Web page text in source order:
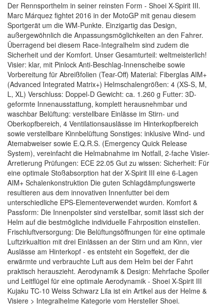
Der Rennsporthelm in seiner reinsten Form - Shoei X-Spirit III.
Marc Márquez fightet 2016 in der MotoGP mit genau diesem
Sportgerät um die WM-Punkte. Einzigartig das Design,
außergewöhnlich die Anpassungsmöglichkeiten an den Fahrer.
Überragend bei diesem Race-Integralhelm sind zudem die
Sicherheit und der Komfort. Unser Gesamturteil: weltmeisterlich!
Visier: klar, mit Pinlock Anti-Beschlag-Innenscheibe sowie
Vorbereitung für Abreißfolien (Tear-Off) Material: Fiberglas AIM+
(Advanced Integrated Matrix+) Helmschalengrößen: 4 (XS-S, M,
L, XL) Verschluss: Doppel-D Gewicht: ca. 1.260 g Futter: 3D-
geformte Innenausstattung, komplett herausnehmbar und
waschbar Belüftung: verstellbare Einlässe im Stirn- und
Oberkopfbereich, 4 Ventilationsauslässe im Hinterkopfbereich
sowie verstellbare Kinnbelüftung Sonstiges: inklusive Wind- und
Atemabweiser sowie E.Q.R.S. (Emergency Quick Release
System), vereinfacht die Helmabnahme im Notfall, 2-fache Visier-
Arretierung Prüfungen: ECE 22.05 Gut zu wissen: Sicherheit: Für
eine optimale Stoßabsorption hat der X-Spirit III eine 6-Lagen
AIM+ Schalenkonstruktion Die guten Schlagdämpfungswerte
resultieren aus dem innovativen Innenfutter bei dem
unterschiedliche EPS-Elementeverwendet wurden. Komfort &
Passform: Die Innenpolster sind verstellbar, somit lässt sich der
Helm auf die bestmögliche individuelle Fahrposition einstellen.
Frischluftversorgung: Die Belüftungsöffnungen für eine optimale
Luftzirkualtion mit drei Einlässen an der Stirn und am Kinn, vier
Auslässe am Hinterkopf - es entsteht ein Sogeffekt, der die
erwärmte und verbrauchte Luft aus dem Helm bei der Fahrt
praktisch herauszieht. Aerodynamik & Design: Mehrfache Spoiler
und Leitflügel für eine optimale Aerodynamik - Shoei X-Spirit III
Kujaku TC-10 Weiss Schwarz Lila ist ein Artikel aus der Helme &
Visiere > Integralhelme Kategorie vom Hersteller Shoei.